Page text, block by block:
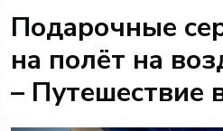
Подарочные
на полёт на
– Путешествие